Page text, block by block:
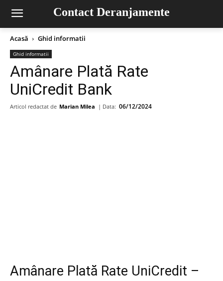
Contact Deranjamente
Acasă Ghid informatii
Ghid informatii
Amânare Plată Rate
UniCredit Bank
Articol redactat de Marian Milea | Data: 06/12/2024
Amânare Plată Rate UniCredit –